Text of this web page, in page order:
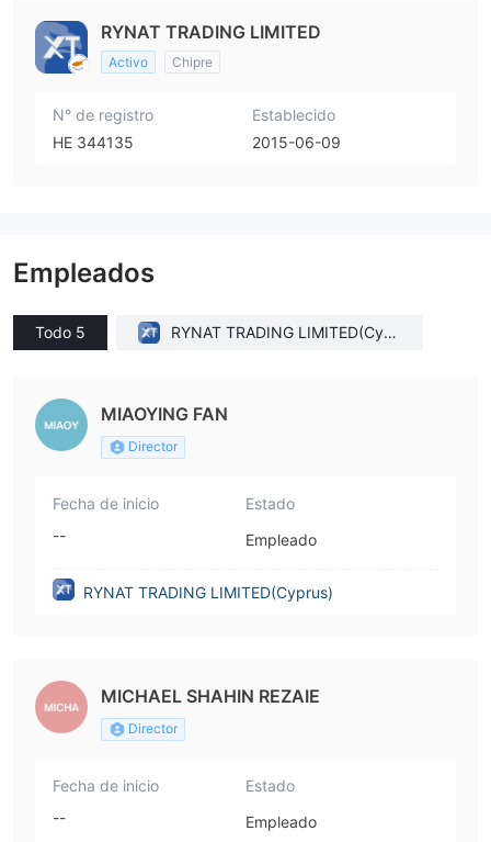
RYNAT TRADING LIMITED
Activo Chipre
N° de registro
ΗΕ 344135
Establecido
2015-06-09
Empleados
Todo 5
RYNAT TRADING LIMITED(Cypr
MIAOYING FAN
Director
Fecha de inicio
--
Estado
Empleado
RYNAT TRADING LIMITED(Cyprus)
MICHAEL SHAHIN REZAIE
Director
Fecha de inicio
--
Estado
Empleado